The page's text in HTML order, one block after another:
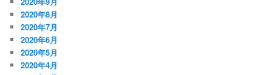
2020年8月
2020年7月
2020年6月
2020年5月
2020年4月